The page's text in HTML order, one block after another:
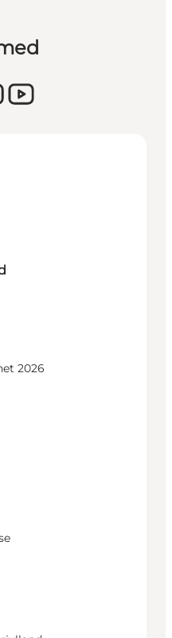
2026